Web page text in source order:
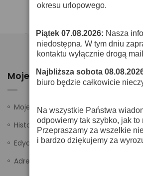
Moje Konto
Moje ustawienia
Historia zamówień
Edycja danych
Adresy
okresu urlopowego.
· Piątek 07.08.2026: Nasza
niedostępna. W tym dniu
kontaktu wyłącznie drogą
· Najbliższa sobota
biuro będzie całkowicie
Na wszystkie Państwa
odpowiemy tak szybko, jak to
Przepraszamy za wszelkie
i bardzo dziękujemy za